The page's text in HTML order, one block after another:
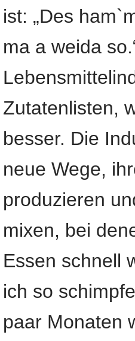
ist: „Des
ma a weida
Zutatenlisten,
besser. Die
neue Wege,
produzieren
mixen, bei
Essen schnell
ich so
paar Monaten